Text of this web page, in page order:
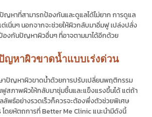
หาที่สามารถป้องกันและดูแลได้ไม่ยาก การดูแล
นิ่นๆ นอกจากจะช่วยให้ผิวกลับมาอิ่มฟู เปล่งปลั่ง
ป้องกันปัญหาผิวอื่นๆ ที่อาจตามมาได้อีกด้วย
ญหาผิวขาดน้ำแบบเร่งด่วน
าปัญหาผิวขาดน้ำด้วยการปรับเปลี่ยนพฤติกรรม
สภาพผิวให้กลับมาชุ่มชื้นและแข็งแรงขึ้นได้ แต่ถ้า
ลัพธ์อย่างรวดเร็วก็ควรจะต้องพึ่งตัวช่วยพิเศษ
โดยหัตถการที่ Better Me Clinic แนะนำมีดังนี้